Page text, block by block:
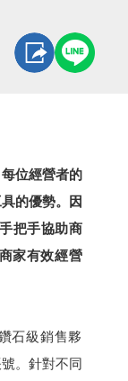
位經營者的
的優勢。因
把手協助商
家有效經營
石級銷售夥
。針對不同